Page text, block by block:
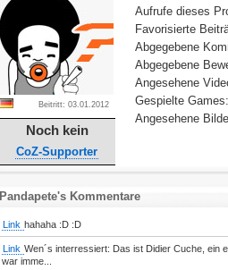
Beitritt: 03.01.2012
Noch kein
CoZ-Supporter
Aufrufe dieses
Favorisierte
Abgegebene
Abgegebene
Angesehene
Gespielte Games:
Angesehene
Pandapete's Kommentare
Link hahaha :D :D
Link Wen´s interressiert: Das ist Didier Cuche, ein
war imme...